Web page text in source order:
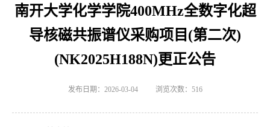
南开大学化学学院400MHz全数字化超
导核磁共振谱仪采购项目(第二次)
(NK2025H188N)更正公告
发布日期：2026-03-04 浏览次数： 516